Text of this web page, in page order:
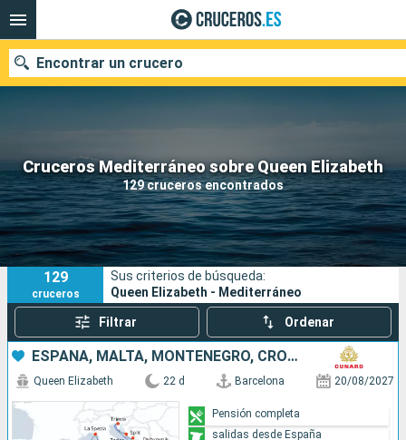
Cruceros Mediterráneo sobre Queen Elizabeth
129 cruceros encontrados
Encontrar un crucero
Nuestros destinos
Fecha de salida
Puertos Compañías
Buscar
129
cruceros
Sus criterios de búsqueda:
Queen Elizabeth - Mediterráneo
Filtrar Ordenar
ESPAÑA, MALTA, MONTENEGRO, CROACIA, GRECIA, ITALIA, FRANCIA, MALLORCA
Queen Elizabeth 22 d Barcelona 20/08/2027
Pensión completa
salidas desde España